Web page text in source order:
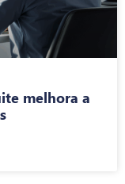
melhora a